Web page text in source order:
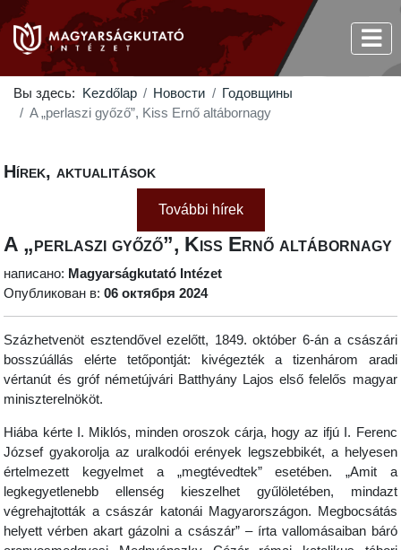
Вы здесь: Kezdőlap Новости
Годовщины
A „perlaszi győző”, Kiss Ernő altábornagy
Hírek, aktualitások
További hírek
A „perlaszi győző”, Kiss Ernő altábornagy
написано: Magyarságkutató Intézet
Опубликован в:06 октября 2024
Százhetvenöt esztendővel ezelőtt, 1849. október 6-án a császári
bosszúállás elérte tetőpontját: kivégezték a tizenhárom aradi
vértanút és gróf németújvári Batthyány Lajos első felelős magyar
miniszterelnököt.
Hiába kérte I. Miklós, minden oroszok cárja, hogy az ifjú I. Ferenc
József gyakorolja az uralkodói erények legszebbikét, a helyesen
értelmezett kegyelmet a „megtévedtek” esetében. „Amit a
legkegyetlenebb ellenség kieszelhet gyűlöletében, mindazt
végrehajtották a császár katonái Magyarországon. Megbocsátás
helyett vérben akart gázolni a császár” – írta vallomásaiban báró